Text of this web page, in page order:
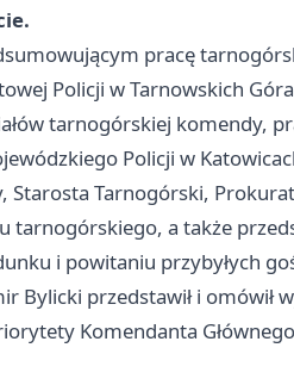
pracę
Policji w Tarnowskich
tarnogórskiej komendy,
Policji w
Starosta Tarnogórski,
tarnogórskiego, a także
i powitaniu przybyłych
Bylicki przedstawił i
Komendanta